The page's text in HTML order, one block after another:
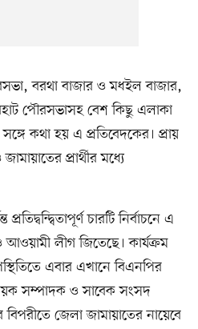
বরথা বাজার ও মধইল বাজার,
পৌরসভাসহ বেশ কিছু এলাকা
কথা হয় এ প্রতিবেদকের। প্রায়
প্রার্থীর মধ্যে
চারটি নির্বাচনে এ
লীগ জিতেছে। কার্যক্রম
এবার এখানে বিএনপির
সম্পাদক ও সাবেক সংসদ
জেলা জামায়াতের নায়েবে